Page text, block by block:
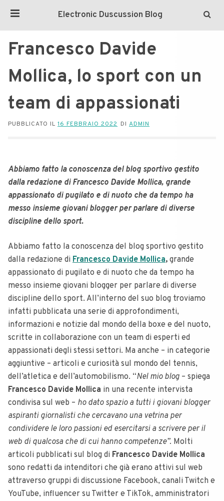
Electronic Duscussion Blog
Francesco Davide
Mollica, lo sport con un
team di appassionati
PUBBLICATO IL 16 FEBBRAIO 2022 DI ADMIN
Abbiamo fatto la conoscenza del blog sportivo gestito
dalla redazione di Francesco Davide Mollica, grande
appassionato di pugilato e di nuoto che da tempo ha
messo insieme giovani blogger per parlare di diverse
discipline dello sport.
Abbiamo fatto la conoscenza del blog sportivo gestito
dalla redazione di Francesco Davide Mollica, grande
appassionato di pugilato e di nuoto che da tempo ha
messo insieme giovani blogger per parlare di diverse
discipline dello sport. All’interno del suo blog troviamo
infatti pubblicata una serie di approfondimenti,
informazioni e notizie dal mondo della boxe e del nuoto,
scritte in collaborazione con un team di esperti ed
appassionati degli stessi settori. Ma anche – in categorie
aggiuntive – articoli e curiosità sul mondo del tennis,
dell’atletica e dell’automobilismo. “Nel mio blog – spiega
Francesco Davide Mollica in una recente intervista
condivisa sul web – ho dato spazio a tutti i giovani blogger
aspiranti giornalisti che cercavano una vetrina per
condividere le loro passioni ed esercitarsi a scrivere per il
web di qualcosa che di cui hanno competenze”. Molti
articoli pubblicati sul blog di Francesco Davide Mollica
sono redatti da intenditori che già erano attivi sul web
attraverso gruppi di discussione Facebook, canali Twitch e
YouTube, influencer su Twitter e TikTok, amministratori